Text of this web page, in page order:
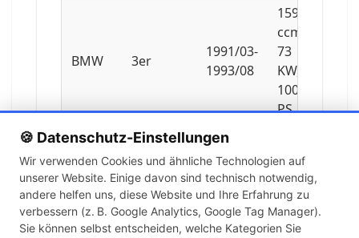
🍪 Datenschutz-Einstellungen
Wir verwenden Cookies und ähnliche Technologien auf
unserer Website. Einige davon sind technisch notwendig,
andere helfen uns, diese Website und Ihre Erfahrung zu
verbessern (z. B. Google Analytics, Google Tag Manager).
Sie können selbst entscheiden, welche Kategorien Sie
BMW 3er
1991/03-
1993/08
1596
ccm,
73
KW,
100
PS
BMW 3er
1990/09-
1993/08
ccm,
83
KW,
113